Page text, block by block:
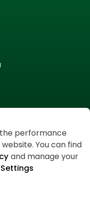
วนตัว
performance
You can find
and manage your
Settings